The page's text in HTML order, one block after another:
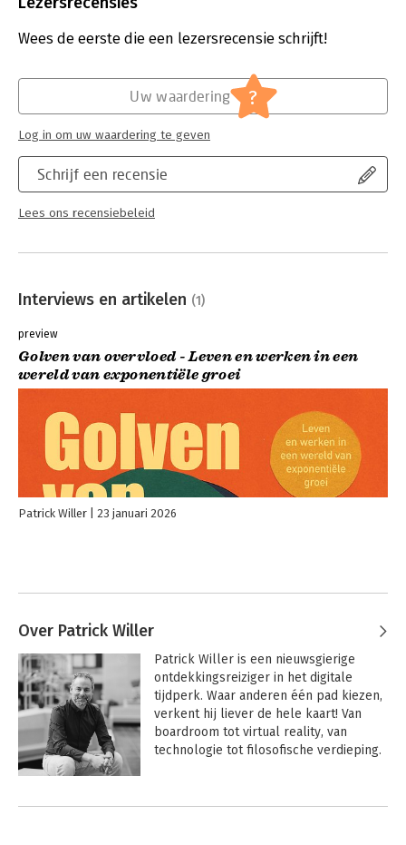
Verschijningsdatum:
5-9-2025
Mens en maatschappij
Wees de eerste die een lezersrecensie schrijft!
Schrijf een recensie
Lees ons recensiebeleid
Uw waardering ?
Log in om uw waardering te geven
Interviews en artikelen (1)
preview
Golven van overvloed - Leven en werken in een
wereld van exponentiële groei
Patrick Willer 23 januari 2026
Over Patrick Willer
Patrick Willer is een nieuwsgierige
ontdekkingsreiziger in het digitale
tijdperk. Waar anderen één pad kiezen,
verkent hij liever de hele kaart! Van
boardroom tot virtual reality, van
technologie tot filosofische verdieping.
innovatie bij Oracle, SAP en Salesforce,